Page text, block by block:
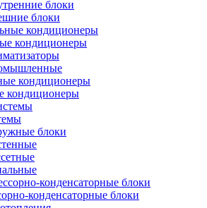
блоки
блоки
кондиционеры
кондиционеры
блоки
конденсаторные блоки